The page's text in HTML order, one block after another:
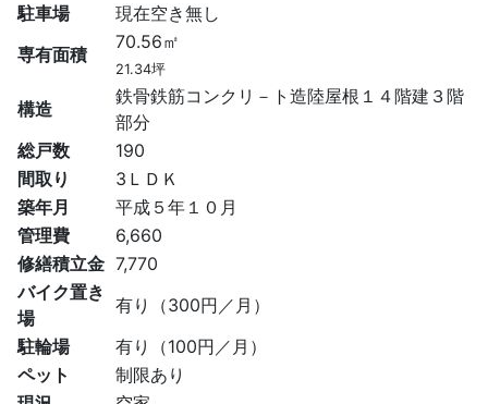
駐車場
現在空き無し
専有面積
70.56㎡
21.34坪
構造
鉄骨鉄筋コンクリ－ト造陸屋根１４階建３階
部分
総戸数
190
間取り
3ＬＤＫ
築年月
平成５年１０月
管理費
6,660
修繕積立金 7,770
バイク置き
場
有り（300円／月）
駐輪場
有り（100円／月）
ペット
制限あり